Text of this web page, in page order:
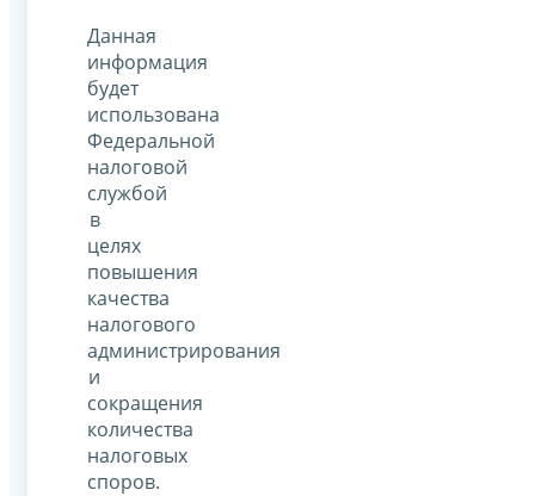
Данная
информация
будет
использована
Федеральной
налоговой
службой
в
целях
повышения
качества
налогового
администрирования
и
сокращения
количества
налоговых
споров.